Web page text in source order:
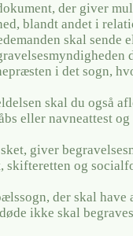
der giver
blandt andet i
skal sende
i det sogn,
skal du også
eller navneattest og
giver
skifteretten og
der skal have
ikke skal